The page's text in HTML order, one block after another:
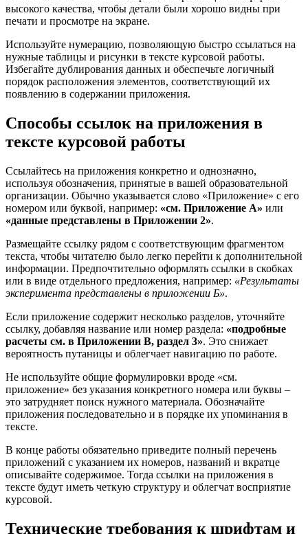
высокого качества, чтобы детали были хорошо видны при
печати и просмотре на экране.
Используйте нумерацию, позволяющую быстро ссылаться на
нужные таблицы и рисунки в тексте курсовой работы.
Избегайте дублирования данных и обеспечьте логичный
порядок расположения элементов, соответствующий их
появлению в содержании приложения.
Способы ссылок на приложения в
тексте курсовой работы
Ссылайтесь на приложения конкретно и однозначно,
используя обозначения, принятые в вашей образовательной
организации. Обычно указывается слово «Приложение» с его
номером или буквой, например: «см. Приложение А» или
«данные представлены в Приложении 2».
Размещайте ссылку рядом с соответствующим фрагментом
текста, чтобы читателю было легко перейти к дополнительной
информации. Предпочтительно оформлять ссылки в скобках
или в виде отдельного предложения, например: «Результаты
эксперимента представлены в приложении Б».
Если приложение содержит несколько разделов, уточняйте
ссылку, добавляя название или номер раздела: «подробные
расчеты см. в Приложении В, раздел 3». Это снижает
вероятность путаницы и облегчает навигацию по работе.
Не используйте общие формулировки вроде «см.
приложение» без указания конкретного номера или буквы –
это затрудняет поиск нужного материала. Обозначайте
приложения последовательно и в порядке их упоминания в
тексте.
В конце работы обязательно приведите полный перечень
приложений с указанием их номеров, названий и вкратце
описывайте содержимое. Тогда ссылки на приложения в
тексте будут иметь четкую структуру и облегчат восприятие
курсовой.
Технические требования к шрифтам и